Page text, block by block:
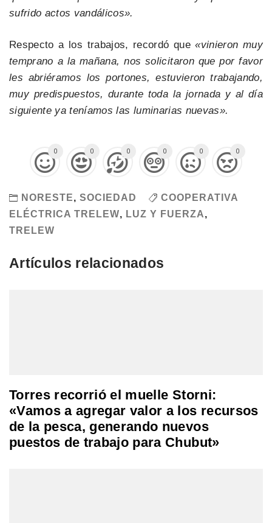
sufrido actos vandálicos».
Respecto a los trabajos, recordó que«vinieron muy
temprano a la mañana, nos solicitaron que por favor
les abriéramos los portones, estuvieron trabajando,
muy predispuestos, durante toda la jornada y al día
siguiente ya teníamos las luminarias nuevas».
0 0 0 0 0 0
NORESTE, SOCIEDAD
COOPERATIVA
ELÉCTRICA TRELEW, LUZ Y FUERZA,
TRELEW
Artículos relacionados
Torres recorrió el muelle Storni:
«Vamos a agregar valor a los recursos
de la pesca, generando nuevos
puestos de trabajo para Chubut»